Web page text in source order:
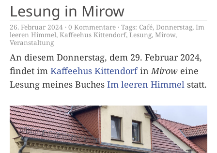
Lesung in Mirow
26. Februar 2024 0 Kommentare Tags: Café, Donnerstag, Im
leeren Himmel, Kaffeehus Kittendorf, Lesung, Mirow,
Veranstaltung
An diesem Donnerstag, dem 29. Februar 2024,
findet im Kaffeehus Kittendorfin Mirow eine
Lesung meines Buches Im leeren Himmel statt.